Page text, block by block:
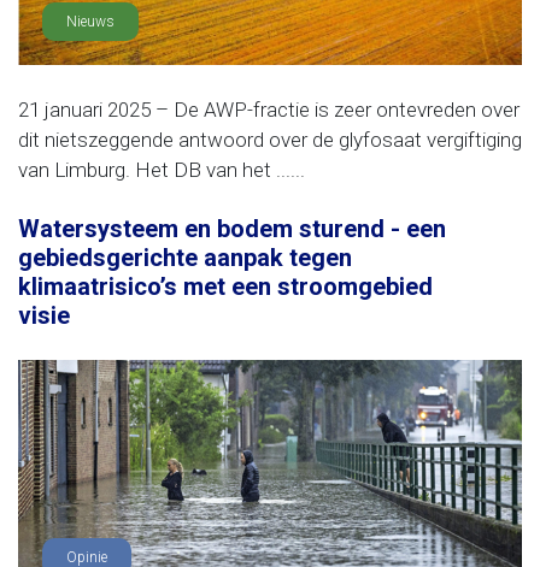
Nieuws
21 januari 2025 – De AWP-fractie is zeer ontevreden over
dit nietszeggende antwoord over de glyfosaat vergiftiging
van Limburg. Het DB van het ......
Watersysteem en bodem sturend - een
gebiedsgerichte aanpak tegen
klimaatrisico’s met een stroomgebied
visie
Opinie